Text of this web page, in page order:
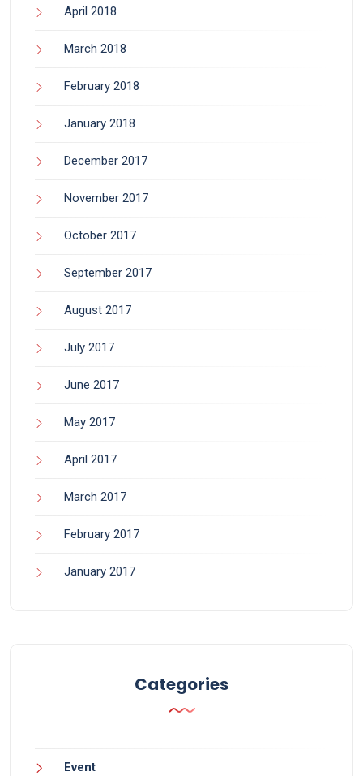
April 2018
March 2018
February 2018
January 2018
December 2017
November 2017
October 2017
September 2017
August 2017
July 2017
June 2017
May 2017
April 2017
March 2017
February 2017
January 2017
Categories
Event